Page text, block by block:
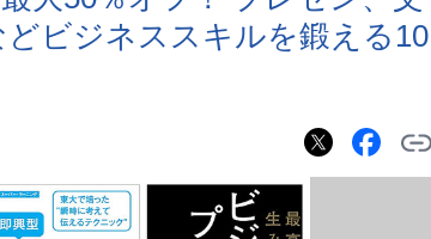
ビジネススキルを鍛える10